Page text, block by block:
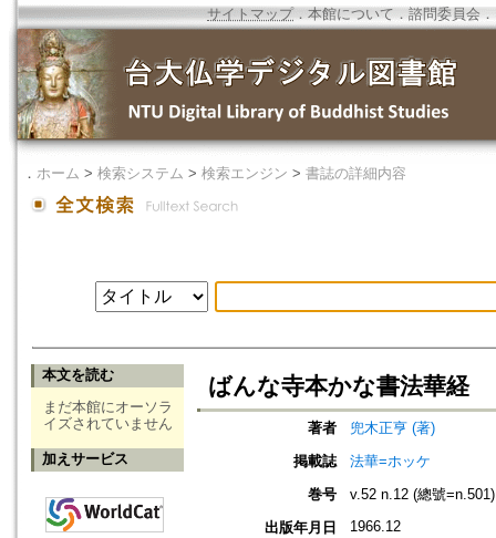
サイトマップ．本館について ． 諮問委員会 ．
． ホーム > 検索システム > 検索エンジン > 書誌の詳細内容
本文を読む
まだ本館にオーソラ
イズされていません
加えサービス
ばんな寺本かな書法華経
著者
兜木正亨 (著)
掲載誌
法華=ホッケ
巻号
v.52 n.12 (總號=n.501)
出版年月日
1966.12